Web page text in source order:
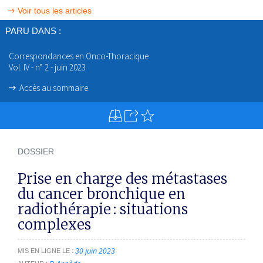
Voir tous les articles
PARU DANS :
Correspondances en Onco-Thoracique
Vol. IV - n° 2 - juin 2023
Accès au sommaire
DOSSIER
Prise en charge des métastases
du ­cancer bronchique en
radiothérapie : ­situations
complexes
MIS EN LIGNE LE 30 juin 2023